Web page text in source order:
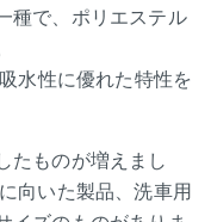
種で、ポリエステル
水性に優れた特性を
たものが増えまし
向いた製品、洗車用